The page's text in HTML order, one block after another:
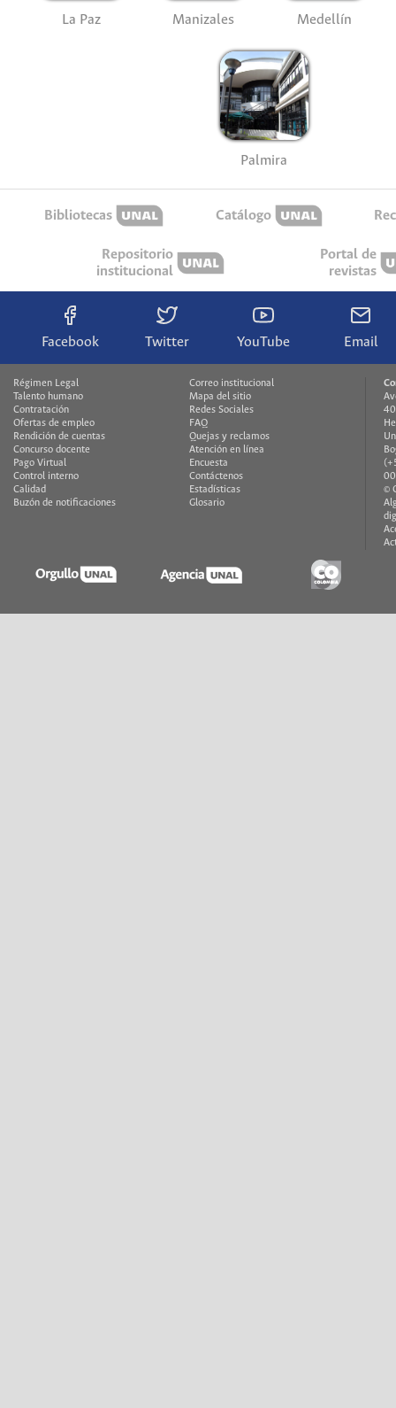
La Paz Manizales Medellín
Palmira
Bibliotecas Catálogo
Repositorio
institucional
Portal de
revistas
Facebook Twitter YouTube Email
Régimen Legal
Talento humano
Contratación
Ofertas de empleo
Rendición de cuentas
Concurso docente
Pago Virtual
Control interno
Calidad
Buzón de notificaciones
Correo institucional
Mapa del sitio
Redes Sociales
FAQ
Quejas y reclamos
Atención en línea
Encuesta
Contáctenos
Estadísticas
Glosario
©